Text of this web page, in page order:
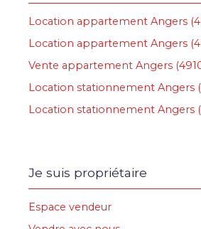
Location appartement Angers
Location appartement Angers
Vente appartement Angers
Location stationnement Angers
Location stationnement Angers
Je suis propriétaire
Espace vendeur